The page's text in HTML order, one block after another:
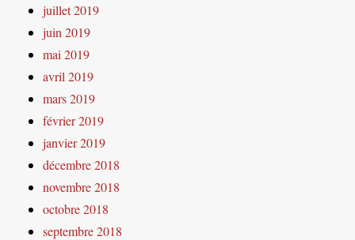
juillet 2019
juin 2019
mai 2019
avril 2019
mars 2019
février 2019
janvier 2019
décembre 2018
novembre 2018
octobre 2018
septembre 2018